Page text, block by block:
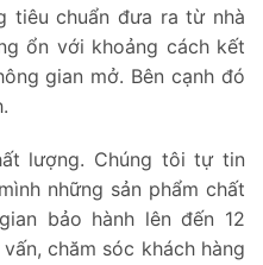
chuẩn đưa ra từ nhà
ổn với khoảng cách kết
gian mở. Bên cạnh đó
lượng. Chúng tôi tự tin
những sản phẩm chất
bảo hành lên đến 12
chăm sóc khách hàng